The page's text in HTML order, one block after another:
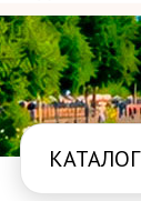
КАТАЛОГ